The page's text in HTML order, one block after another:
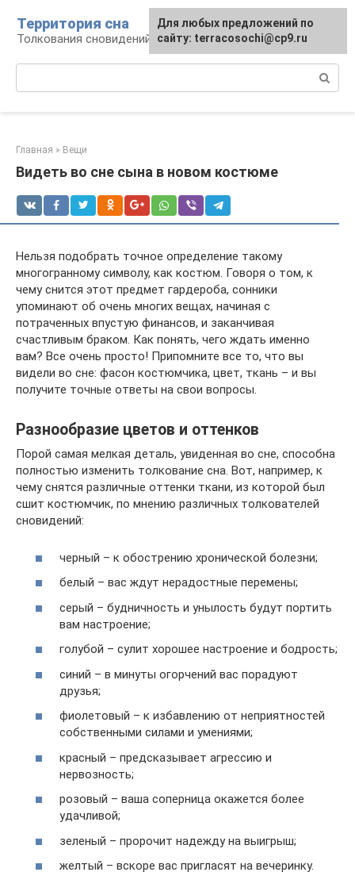
контенту
Территория сна
Толкования сновидений
Главная » Вещи
Видеть во сне сына в новом костюме
Нельзя подобрать точное определение такому
многогранному символу, как костюм. Говоря о том, к
чему снится этот предмет гардероба, сонники
упоминают об очень многих вещах, начиная с
потраченных впустую финансов, и заканчивая
счастливым браком. Как понять, чего ждать именно
вам? Все очень просто! Припомните все то, что вы
видели во сне: фасон костюмчика, цвет, ткань – и вы
получите точные ответы на свои вопросы.
Разнообразие цветов и оттенков
Порой самая мелкая деталь, увиденная во сне, способна
полностью изменить толкование сна. Вот, например, к
чему снятся различные оттенки ткани, из которой был
сшит костюмчик, по мнению различных толкователей
сновидений:
черный – к обострению хронической болезни;
белый – вас ждут нерадостные перемены;
серый – будничность и унылость будут портить
вам настроение;
голубой – сулит хорошее настроение и бодрость;
синий – в минуты огорчений вас порадуют
друзья;
фиолетовый – к избавлению от неприятностей
собственными силами и умениями;
красный – предсказывает агрессию и
нервозность;
розовый – ваша соперница окажется более
удачливой;
зеленый – пророчит надежду на выигрыш;
желтый – вскоре вас пригласят на вечеринку.
Для любых предложений по
сайту: terracosochi@cp9.ru